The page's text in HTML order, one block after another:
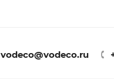
vodeco@vodeco.ru